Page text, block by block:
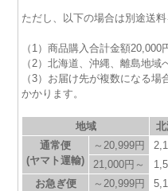
ただし、以下の場合は別途送
（1）商品購入合計金額20,000
（2）北海道、沖縄、離島地域
（3）お届け先が複数になる
かかります。
地域
通常便
(ヤマト運輸)
～20,999円
21,000円～
お急ぎ便
～20,999円